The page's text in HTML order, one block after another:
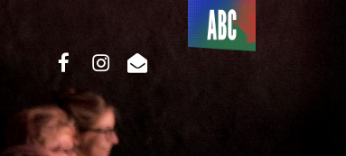
Du côté
de l’ABC
facebookinstagram
email